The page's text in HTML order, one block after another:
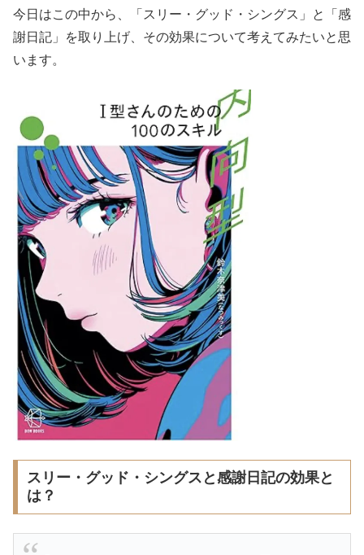
今日はこの中から、「スリー・グッド・シングス」と「感
謝日記」を取り上げ、その効果について考えてみたいと思
います。
スリー・グッド・シングスと感謝日記の効果と
は？